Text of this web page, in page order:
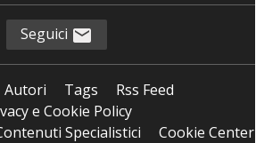
Seguici
Autori Tags
Rss Feed
e Cookie Policy
Specialistici
Cookie Center